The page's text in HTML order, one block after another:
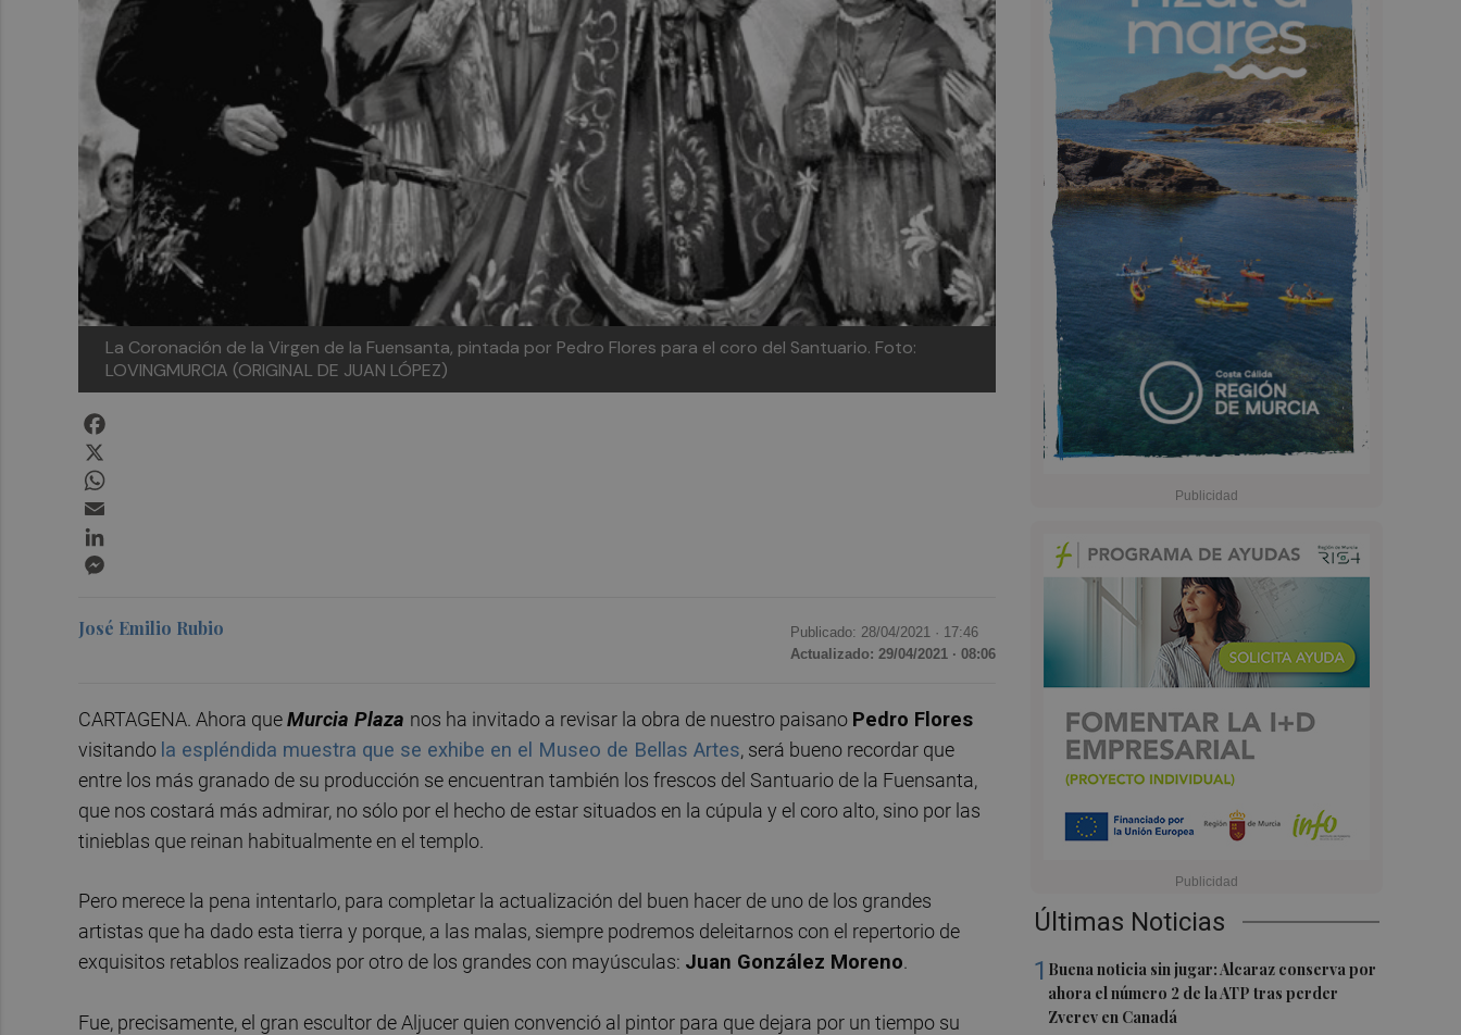
La Coronación de la Virgen de la Fuensanta, pintada por Pedro Flores para el coro del Santuario. Foto:
LOVINGMURCIA (ORIGINAL DE JUAN LÓPEZ)
Últimas Noticias
1 Buena noticia sin jugar: Alcaraz conserva por
ahora el número 2 de la ATP tras perder
Zverev en Canadá
José Emilio Rubio Publicado: 28/04/2021 · 17:46
Actualizado: 29/04/2021 · 08:06
CARTAGENA. Ahora queMurcia Plaza nos ha invitado a revisar la obra de nuestro paisano Pedro Flores
visitando la espléndida muestra que se exhibe en el Museo de Bellas Artes, será bueno recordar que
entre los más granado de su producción se encuentran también los frescos del Santuario de la Fuensanta,
que nos costará más admirar, no sólo por el hecho de estar situados en la cúpula y el coro alto, sino por las
tinieblas que reinan habitualmente en el templo.
Pero merece la pena intentarlo, para completar la actualización del buen hacer de uno de los grandes
artistas que ha dado esta tierra y porque, a las malas, siempre podremos deleitarnos con el repertorio de
exquisitos retablos realizados por otro de los grandes con mayúsculas: Juan González Moreno.
Fue, precisamente, el gran escultor de Aljucer quien convenció al pintor para que dejara por un tiempo su